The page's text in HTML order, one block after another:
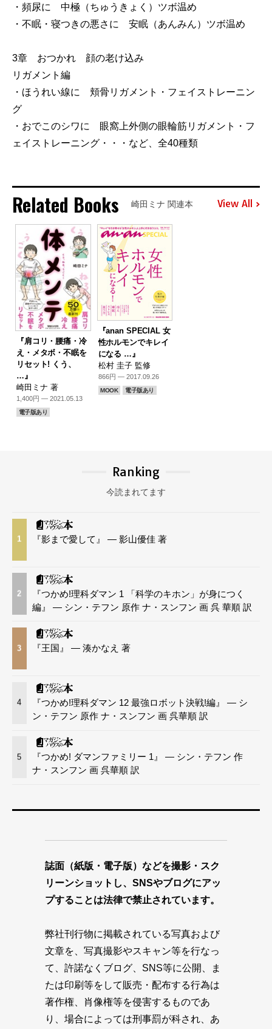
・頻尿に 中極（ちゅうきょく）ツボ温め
・不眠・寝つきの悪さに 安眠（あんみん）ツボ温め
3章 おつかれ 顔の老け込み
リガメント編
・ほうれい線に 頬骨リガメント・フェイストレーニン
グ
・おでこのシワに 眼窩上外側の眼輪筋リガメント・フ
ェイストレーニング・・・など、全40種類
Related Books 崎田ミナ 関連本 View All
『肩コリ・腰痛・冷
え・メタボ・不眠を
リセット! くう、
…』
崎田ミナ 著
1,400円 — 2021.05.13
電子版あり
『anan SPECIAL 女
性ホルモンでキレイ
になる …』
松村 圭子 監修
866円 — 2017.09.26
MOOK 電子版あり
Ranking
今読まれてます
1 『影まで愛して』 — 影山優佳 著
2
『つかめ!理科ダマン 1 「科学のキホン」が身につく
編』 — シン・テフン 原作 ナ・スンフン 画 呉 華順 訳
3 『王国』 — 湊かなえ 著
4
『つかめ!理科ダマン 12 最強ロボット決戦!編』 — シ
ン・テフン 原作 ナ・スンフン 画 呉華順 訳
5
『つかめ! ダマンファミリー 1』 — シン・テフン 作
ナ・スンフン 画 呉華順 訳
誌面（紙版・電子版）などを撮影・スク
リーンショットし、SNSやブログにアッ
プすることは法律で禁止されています。
弊社刊行物に掲載されている写真および
文章を、写真撮影やスキャン等を行なっ
て、許諾なくブログ、SNS等に公開、ま
たは印刷等をして販売・配布する行為は
著作権、肖像権等を侵害するものであ
り、場合によっては刑事罰が科され、あ